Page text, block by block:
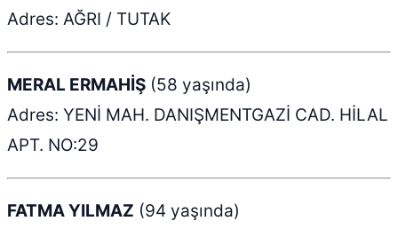
Adres: AĞRI / TUTAK
MERAL ERMAHİŞ (58 yaşında)
Adres: YENİ MAH. DANIŞMENTGAZİ CAD. HİLAL
APT. NO:29
FATMA YILMAZ (94 yaşında)